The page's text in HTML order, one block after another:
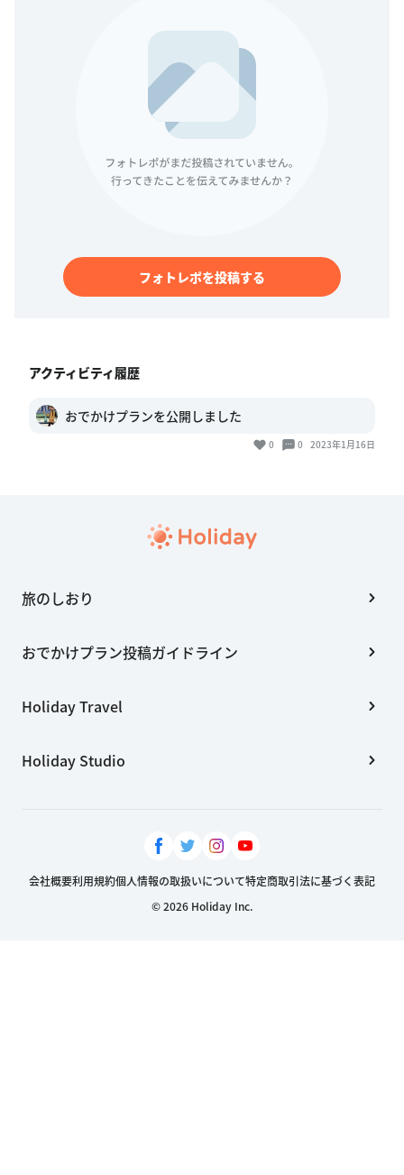
フォトレポを投稿する
アクティビティ履歴
おでかけプランを公開しました
0 0 2023年1月16日
旅のしおり
おでかけプラン投稿ガイドライン
Holiday Travel
Holiday Studio
会社概要利用規約個人情報の取扱いについて特定商取引法に基づく表記
© 2026 Holiday Inc.